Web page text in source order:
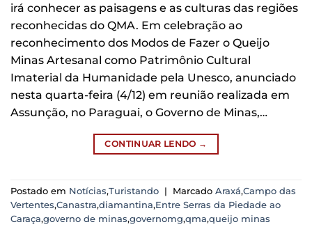
irá conhecer as paisagens e as culturas das regiões
reconhecidas do QMA. Em celebração ao
reconhecimento dos Modos de Fazer o Queijo
Minas Artesanal como Patrimônio Cultural
Imaterial da Humanidade pela Unesco, anunciado
nesta quarta-feira (4/12) em reunião realizada em
Assunção, no Paraguai, o Governo de Minas,…
CONTINUAR LENDO →
Postado em Notícias,Turistando | Marcado Araxá,Campo das
Vertentes,Canastra,diamantina,Entre Serras da Piedade ao
Caraça,governo de minas,governomg,qma,queijo minas